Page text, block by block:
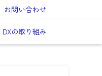
お問い合わせ
DXの取り組み